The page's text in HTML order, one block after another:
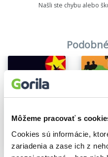
Môžeme pracovať s
Cookies sú informácie,
zariadenia a zase ich z
Našli ste chybu alebo
Na sklade Malá